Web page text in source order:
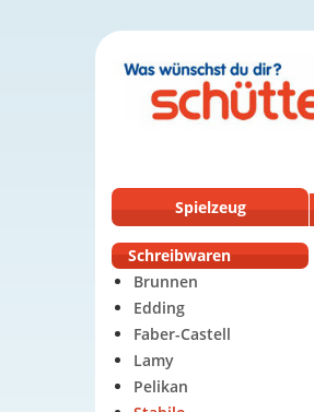
Spielzeug
Schreibwaren
Brunnen
Edding
Faber-Castell
Lamy
Pelikan